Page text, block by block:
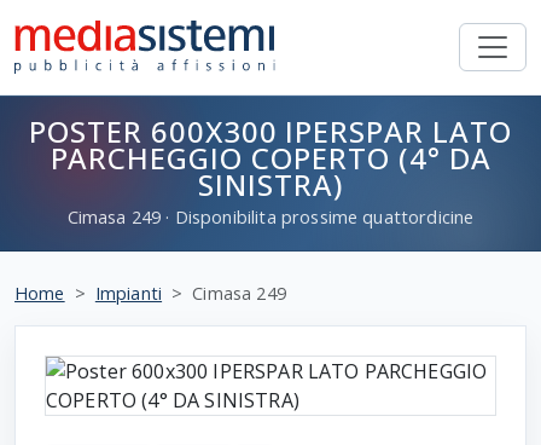
POSTER 600X300 IPERSPAR LATO
PARCHEGGIO COPERTO (4° DA
SINISTRA)
Cimasa 249 · Disponibilita prossime quattordicine
Home Impianti Cimasa 249